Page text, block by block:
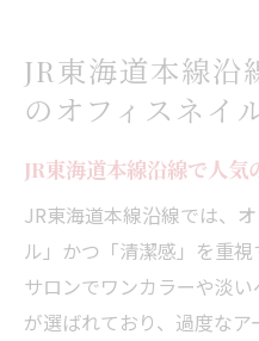
JR東海道本線沿
のオフィスネイ
JR東海道本線沿線で人気
JR東海道本線沿線では、
ル」かつ「清潔感」を重
サロンでワンカラーや淡
が選ばれており、過度な